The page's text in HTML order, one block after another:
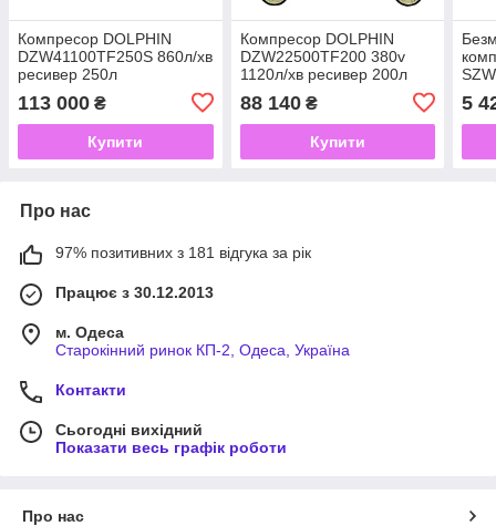
Компресор DOLPHIN
DZW41100TF250S 860л/хв
ресивер 250л
113 000 ₴
Купити
Компресор DOLPHIN
DZW22500TF200 380v
1120л/хв ресивер 200л
88 140₴
Купити
5
Про нас
97% позитивних з 181 відгука за рік
Працює з 30.12.2013
м. Одеса
Старокінний ринок КП-2, Одеса, Україна
Контакти
Сьогодні вихідний
Показати весь графік роботи
Про нас